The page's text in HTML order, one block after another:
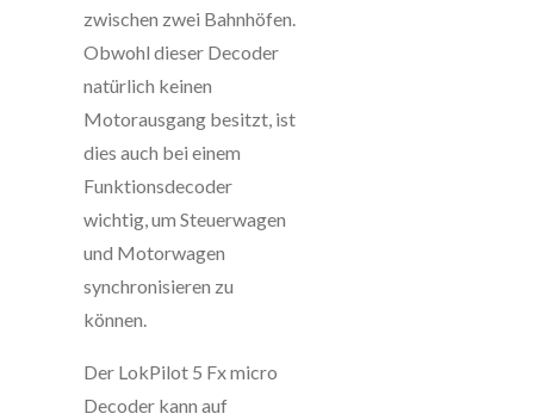
zwischen zwei Bahnhöfen.
Obwohl dieser Decoder
natürlich keinen
Motorausgang besitzt, ist
dies auch bei einem
Funktionsdecoder
wichtig, um Steuerwagen
und Motorwagen
synchronisieren zu
können.
Der LokPilot 5 Fx micro
Decoder kann auf